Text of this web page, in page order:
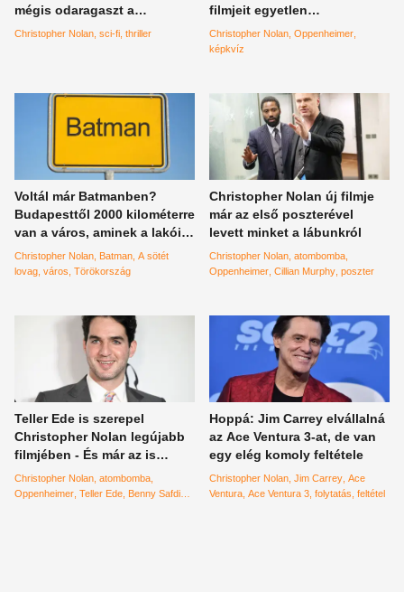
mégis odaragaszt a
képernyőhöz
Christopher Nolan sci-fi thriller
filmjeit egyetlen
képkockáról?
Christopher Nolan Oppenheimer
képkvíz
Voltál már Batmanben?
Budapesttől 2000 kilométerre
van a város, aminek a lakói
valószínűleg nagyon rühellik
A sötét lovag filmeket
Christopher Nolan Batman A sötét
lovag város Törökország
Christopher Nolan új filmje
már az első poszterével
levett minket a lábunkról
Christopher Nolan atombomba
Oppenheimer Cillian Murphy poszter
Teller Ede is szerepel
Christopher Nolan legújabb
filmjében - És már az is
kiderült, hogy ki alakítja a
híres magyar atomfizikust
Christopher Nolan atombomba
Oppenheimer Teller Ede Benny Safdie
Hoppá: Jim Carrey elvállalná
az Ace Ventura 3-at, de van
egy elég komoly feltétele
Christopher Nolan Jim Carrey Ace
Ventura Ace Ventura 3 folytatás feltétel